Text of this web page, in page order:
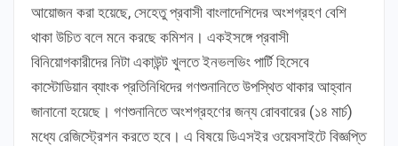
আয়োজন করা হয়েছে, সেহেতু প্রবাসী বাংলাদেশিদের অংশগ্রহণ বেশি
থাকা উচিত বলে মনে করছে কমিশন। একইসঙ্গে প্রবাসী
বিনিয়োগকারীদের নিটা একাউন্ট খুলতে ইনভলভিং পার্টি হিসেবে
কাস্টোডিয়ান ব্যাংক প্রতিনিধিদের গণশুনানিতে উপস্থিত থাকার আহ্বান
জানানো হয়েছে। গণশুনানিতে অংশগ্রহণের জন্য রোববারের (১৪ মার্চ)
মধ্যে রেজিস্ট্রেশন করতে হবে। এ বিষয়ে ডিএসইর ওয়েবসাইটে বিজ্ঞপ্তি